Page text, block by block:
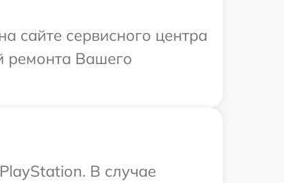
сайте сервисного центра
ремонта Вашего
В случае